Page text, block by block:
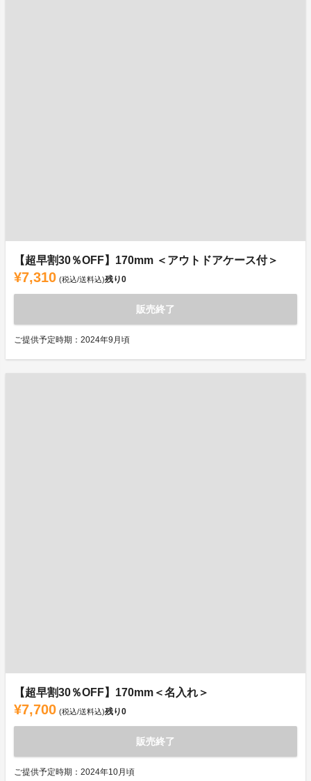
【超早割30％OFF】170mm ＜アウトドアケース付＞
¥7,310 (税込/送料込)残り0
販売終了
ご提供予定時期：2024年9月頃
【超早割30％OFF】170mm＜名入れ＞
¥7,700 (税込/送料込)残り0
販売終了
ご提供予定時期：2024年10月頃